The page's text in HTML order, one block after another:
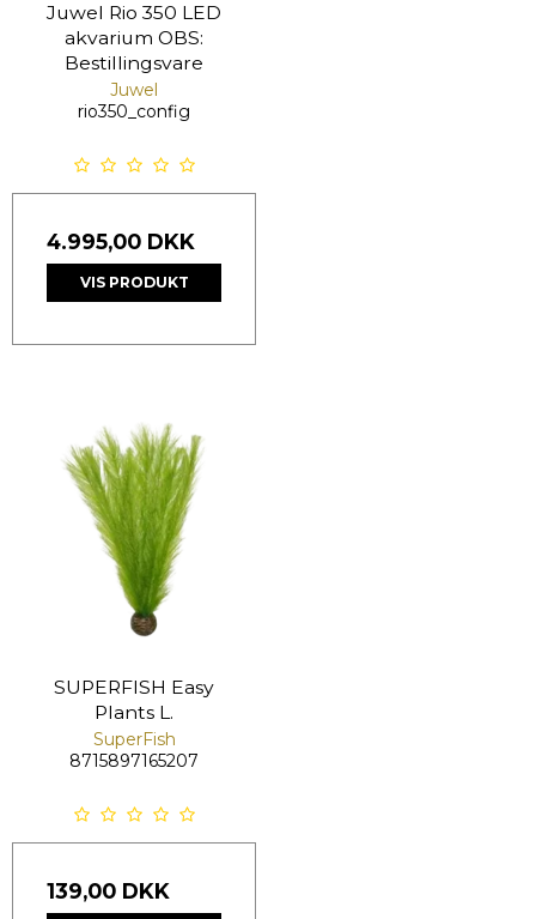
Juwel Rio 350 LED
akvarium OBS:
Bestillingsvare
Juwel
rio350_config
4.995,00 DKK
VIS PRODUKT
SUPERFISH Easy
Plants L.
SuperFish
8715897165207
139,00 DKK